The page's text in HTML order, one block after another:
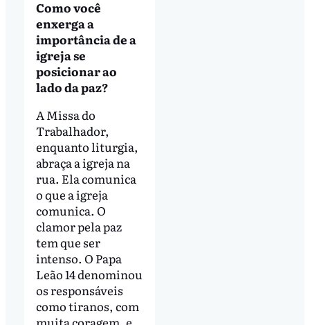
Como você
enxerga a
importância de a
igreja se
posicionar ao
lado da paz?
A Missa do
Trabalhador,
enquanto liturgia,
abraça a igreja na
rua. Ela comunica
o que a igreja
comunica. O
clamor pela paz
tem que ser
intenso. O Papa
Leão 14 denominou
os responsáveis
como tiranos, com